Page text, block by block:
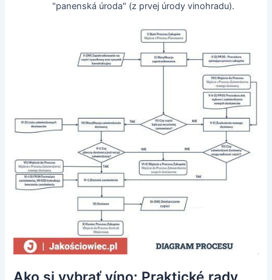
"panenská úroda" (z prvej úrody vinohradu).